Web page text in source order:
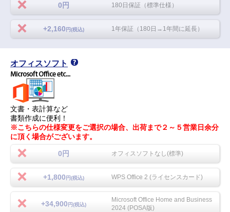
0円 180日保証（標準仕様）
+2,160 円(税込) 1年保証（180日→1年間に延長）
オフィスソフト
文書・表計算など
書類作成に便利！
※こちらの仕様変更をご選択の場合、出荷まで２～５営業日余分
に頂く場合がございます。
0円 オフィスソフトなし(標準)
+1,800 円(税込) WPS Office 2 (ライセンスカード)
+34,900 円(税込)
Microsoft Office Home and Business
2024 (POSA版)